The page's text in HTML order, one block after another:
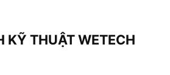
KỸ THUẬT WETECH